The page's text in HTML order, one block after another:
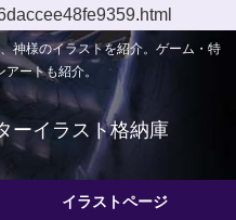
神様のイラストを紹介。ゲーム・特
ートも紹介。
ーイラスト格納庫
イラストページ